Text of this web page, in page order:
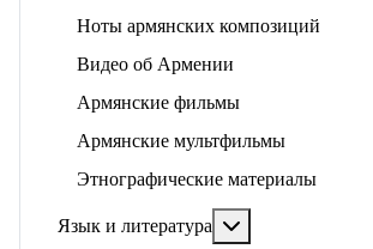
Ноты армянских композиций
Видео об Армении
Армянские фильмы
Армянские мультфильмы
Этнографические материалы
Язык и литература